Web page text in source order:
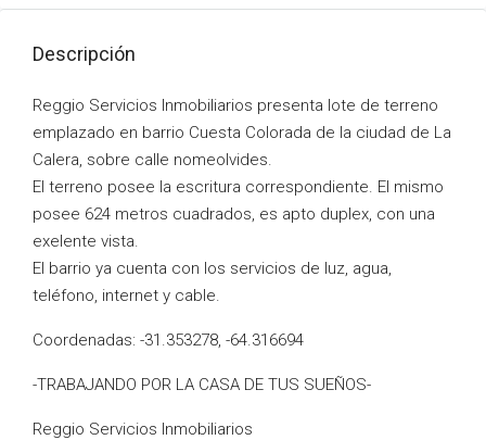
Descripción
Reggio Servicios Inmobiliarios presenta lote de terreno
emplazado en barrio Cuesta Colorada de la ciudad de La
Calera, sobre calle nomeolvides.
El terreno posee la escritura correspondiente. El mismo
posee 624 metros cuadrados, es apto duplex, con una
exelente vista.
El barrio ya cuenta con los servicios de luz, agua,
teléfono, internet y cable.
Coordenadas: -31.353278, -64.316694
-TRABAJANDO POR LA CASA DE TUS SUEÑOS-
Reggio Servicios Inmobiliarios